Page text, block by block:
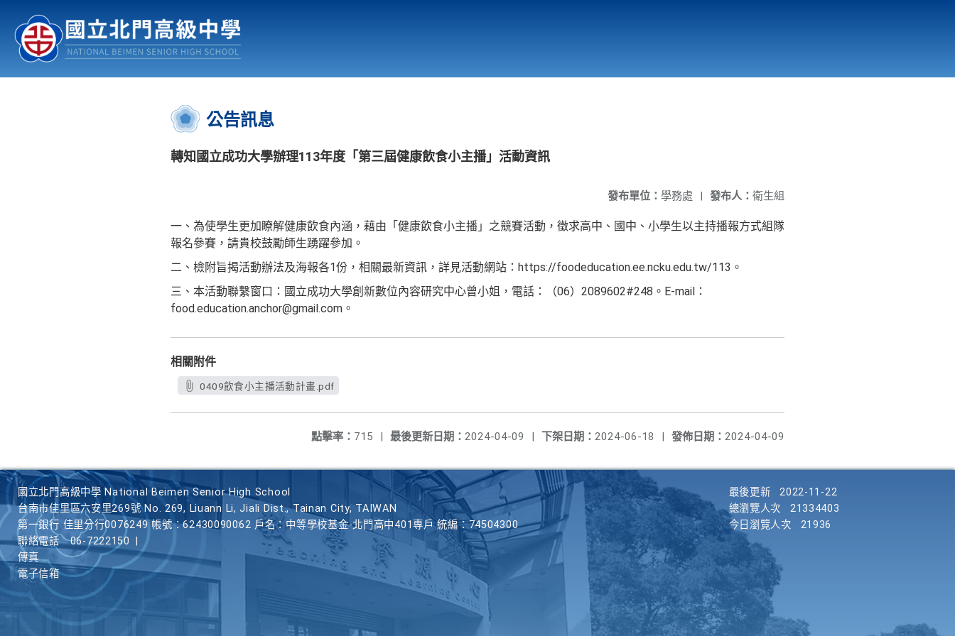
認識北中 行事曆
:::
公告訊息
轉知國立成功大學辦理113年度「第三屆健康飲食小主播」活動資訊
發布人： 衛生組
發布單位： 學務處 |
一、為使學生更加瞭解健康飲食內涵，藉由「健康飲食小主播」之競賽活動，徵求高中、國中、小學生以主持播報方式組隊
報名參賽，請貴校鼓勵師生踴躍參加。
二、檢附旨揭活動辦法及海報各1份，相關最新資訊，詳見活動網站：https://foodeducation.ee.ncku.edu.tw/113。
三、本活動聯繫窗口：國立成功大學創新數位內容研究中心曾小姐，電話：（06）2089602#248。E-mail：
food.education.anchor@gmail.com。
相關附件
0409飲食小主播活動計畫.pdf
發佈日期： 2024-04-09
下架日期： 2024-06-18 |
最後更新日期： 2024-04-09 |
點擊率： 715 |
國立北門高級中學 National Beimen Senior High School
台南市佳里區六安里269號 No. 269, Liuann Li, Jiali Dist., Tainan City, TAIWAN
第一銀行 佳里分行0076249 帳號：62430090062 戶名：中等學校基金-北門高中401專戶 統編：74504300
聯絡電話
06-7222150
傳真
電子信箱
最後更新
2022-11-22
總瀏覽人次
21334403
今日瀏覽人次
21936